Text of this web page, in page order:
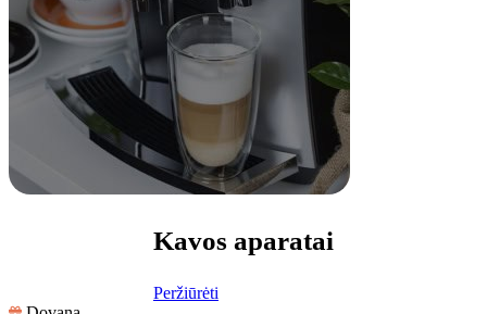
Kavos aparatai
Peržiūrėti